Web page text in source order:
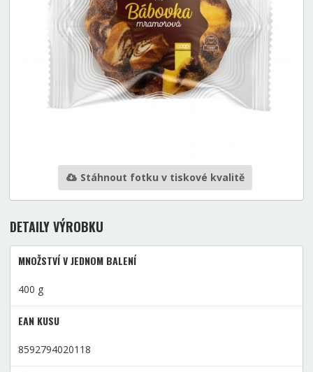
Stáhnout fotku v tiskové kvalitě
DETAILY VÝROBKU
MNOŽSTVÍ V JEDNOM BALENÍ
400 g
EAN KUSU
8592794020118